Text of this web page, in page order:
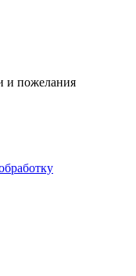
и пожелания